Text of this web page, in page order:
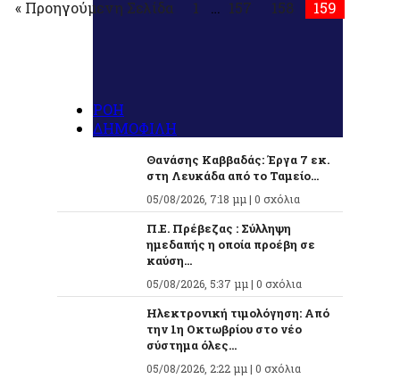
« Προηγούμενη Σελίδα 1 157 158 159
ΡΟΗ
ΔΗΜΟΦΙΛΗ
Θανάσης Καββαδάς: Έργα 7 εκ.
στη Λευκάδα από το Ταμείο...
05/08/2026, 7:18 μμ | 0 σχόλια
Π.Ε. Πρέβεζας : Σύλληψη
ημεδαπής η οποία προέβη σε
καύση...
05/08/2026, 5:37 μμ | 0 σχόλια
Ηλεκτρονική τιμολόγηση: Από
την 1η Οκτωβρίου στο νέο
σύστημα όλες...
05/08/2026, 2:22 μμ | 0 σχόλια